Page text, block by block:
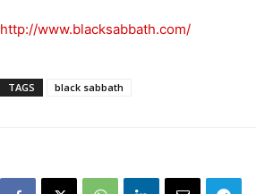
http://www.blacksabbath.com/
TAGS black sabbath